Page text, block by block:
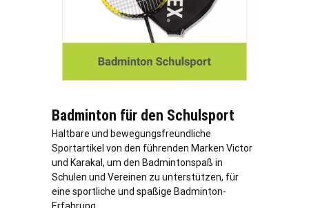
Badminton für den Schulsport
Haltbare und bewegungsfreundliche
Sportartikel von den führenden Marken Victor
und Karakal, um den Badmintonspaß in
Schulen und Vereinen zu unterstützen, für
eine sportliche und spaßige Badminton-